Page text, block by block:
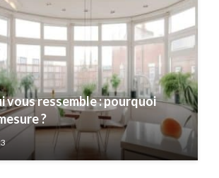
vous ressemble : pourquoi
?